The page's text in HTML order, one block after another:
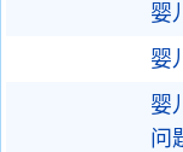
婴
婴
婴
问